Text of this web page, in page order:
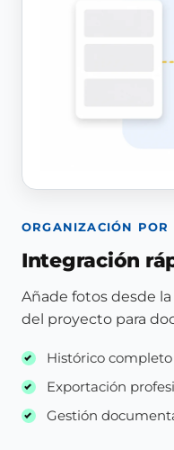
ORGANIZACIÓN POR
Integración
Añade fotos desde la
del proyecto para
Histórico
Exportación
Gestión